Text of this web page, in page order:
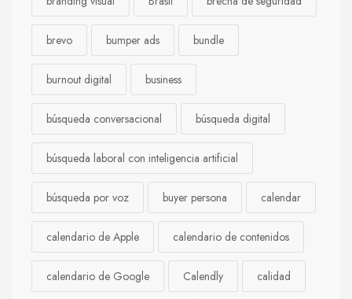
brevo bumper ads bundle
burnout digital business
búsqueda conversacional búsqueda digital
búsqueda laboral con inteligencia artificial
búsqueda por voz buyer persona calendar
calendario de Apple calendario de contenidos
calendario de Google Calendly calidad